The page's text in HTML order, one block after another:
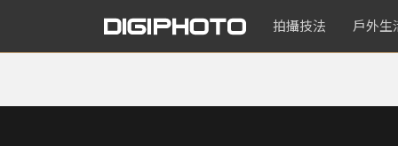
拍攝技法 戶外生